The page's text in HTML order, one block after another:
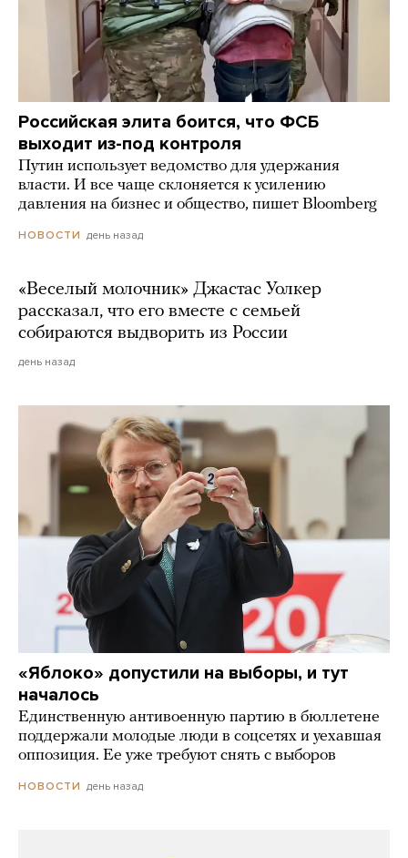
Российская элита боится, что ФСБ
выходит из-под контроля
Путин использует ведомство для удержания
власти. И все чаще склоняется к усилению
давления на бизнес и общество, пишет Bloomberg
НОВОСТИ день назад
«Веселый молочник» Джастас Уолкер
рассказал, что его вместе с семьей
собираются выдворить из России
день назад
«Яблоко» допустили на выборы, и тут
началось
Единственную антивоенную партию в бюллетене
поддержали молодые люди в соцсетях и уехавшая
оппозиция. Ее уже требуют снять с выборов
НОВОСТИ день назад